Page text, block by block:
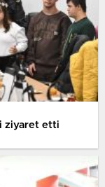
ziyaret etti